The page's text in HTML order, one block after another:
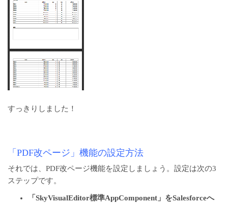
すっきりしました！
「PDF改ページ」機能の設定方法
それでは、PDF改ページ機能を設定しましょう。設定は次の3
ステップです。
「SkyVisualEditor標準AppComponent」をSalesforceへ